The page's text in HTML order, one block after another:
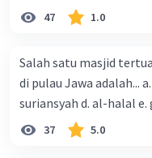
47 1.0
Salah satu masjid
di pulau Jawa adalah... a. tua palopo b. mantingan c.
37 5.0